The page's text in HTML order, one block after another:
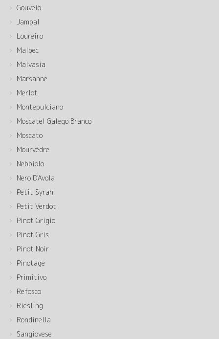
Gouveio
Jampal
Loureiro
Malbec
Malvasia
Marsanne
Merlot
Montepulciano
Moscatel Galego Branco
Moscato
Mourvèdre
Nebbiolo
Nero D'Avola
Petit Syrah
Petit Verdot
Pinot Grigio
Pinot Gris
Pinot Noir
Pinotage
Primitivo
Refosco
Riesling
Rondinella
Sangiovese